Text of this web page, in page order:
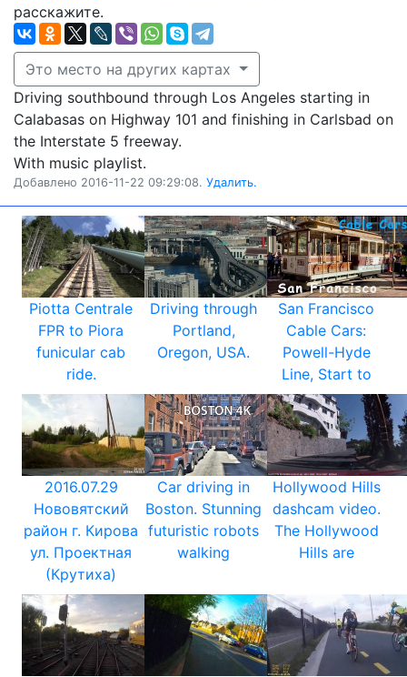
расскажите.
Это место на других картах
Driving southbound through Los Angeles starting in
Calabasas on Highway 101 and finishing in Carlsbad on
the Interstate 5 freeway.
With music playlist.
Добавлено 2016-11-22 09:29:08. Удалить.
Piotta Centrale
FPR to Piora
funicular cab
ride.
Driving through
Portland,
Oregon, USA.
San Francisco
Cable Cars:
Powell-Hyde
Line, Start to
2016.07.29
Нововятский
район г. Кирова
ул. Проектная
(Крутиха)
Car driving in
Boston. Stunning
futuristic robots
walking
Hollywood Hills
dashcam video.
The Hollywood
Hills are